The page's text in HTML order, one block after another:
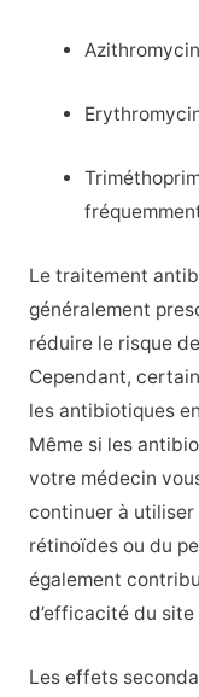
Le traitement
généralement
réduire le risque
Cependant,
les antibiotiques
Même si les
votre médecin
continuer à
rétinoïdes ou du
également
d’efficacité du site
Les effets